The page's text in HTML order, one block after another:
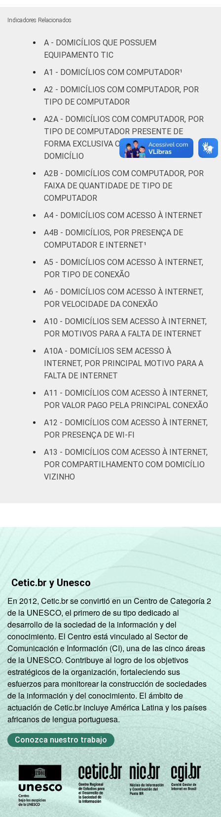
Mais de 5
SM
Mais de 10
Não tem
renda
18 0
Não sabe 39 0
Não
CLASSE
SOCIAL
A 96
C
DE 10
Fonte: CGI.br/NIC.br, Centro Regional de
Sociedade da Informação (Cetic.br),
Pesquisa sobre o uso das tecnologias de
informação e comunicação nos domicílios
brasileiros - TIC Domicílios 2022.
¹ Os respondentes que não souberam ou não
perguntas que geraram esse cruzamento
foram contados na categoria 'Nem
computador nem Internet'.
Indicadores Relacionados
A - DOMICÍLIOS QUE POSSUEM
EQUIPAMENTO TIC
A1 - DOMICÍLIOS COM COMPUTADOR¹
A2 - DOMICÍLIOS COM COMPUTADOR, POR
TIPO DE COMPUTADOR
A2A - DOMICÍLIOS COM COMPUTADOR, POR
TIPO DE COMPUTADOR PRESENTE DE
FORMA EXCLUSIVA OU SIMULTÂNEA NO
DOMICÍLIO
A2B - DOMICÍLIOS COM COMPUTADOR, POR
FAIXA DE QUANTIDADE DE TIPO DE
COMPUTADOR
A4 - DOMICÍLIOS COM ACESSO À INTERNET
A4B - DOMICÍLIOS, POR PRESENÇA DE
COMPUTADOR E INTERNET¹
A5 - DOMICÍLIOS COM ACESSO À INTERNET,
POR TIPO DE CONEXÃO
A6 - DOMICÍLIOS COM ACESSO À INTERNET,
POR VELOCIDADE DA CONEXÃO
A10 - DOMICÍLIOS SEM ACESSO À INTERNET,
POR MOTIVOS PARA A FALTA DE INTERNET
A10A - DOMICÍLIOS SEM ACESSO À
INTERNET, POR PRINCIPAL MOTIVO PARA A
FALTA DE INTERNET
A11 - DOMICÍLIOS COM ACESSO À INTERNET,
POR VALOR PAGO PELA PRINCIPAL CONEXÃO
A12 - DOMICÍLIOS COM ACESSO À INTERNET,
POR PRESENÇA DE WI-FI
A13 - DOMICÍLIOS COM ACESSO À INTERNET,
POR COMPARTILHAMENTO COM DOMICÍLIO
VIZINHO
Cetic.br y Unesco
En 2012, Cetic.br se convirtió en un Centro de Categoría 2
de la UNESCO, el primero de su tipo dedicado al
desarrollo de la sociedad de la información y del
conocimiento. El Centro está vinculado al Sector de
Comunicación e Información (CI), una de las cinco áreas
de la UNESCO. Contribuye al logro de los objetivos
estratégicos de la organización, fortaleciendo sus
esfuerzos para monitorear la construcción de sociedades
de la información y del conocimiento. El ámbito de
actuación de Cetic.br incluye América Latina y los países
africanos de lengua portuguesa.
Conozca nuestro trabajo